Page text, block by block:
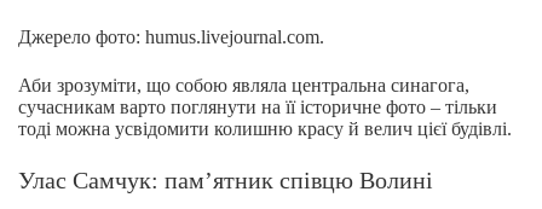
Джерело фото: humus.livejournal.com.
Аби зрозуміти, що собою являла центральна синагога,
сучасникам варто поглянути на її історичне фото – тільки
тоді можна усвідомити колишню красу й велич цієї будівлі.
Улас Самчук: пам’ятник співцю Волині